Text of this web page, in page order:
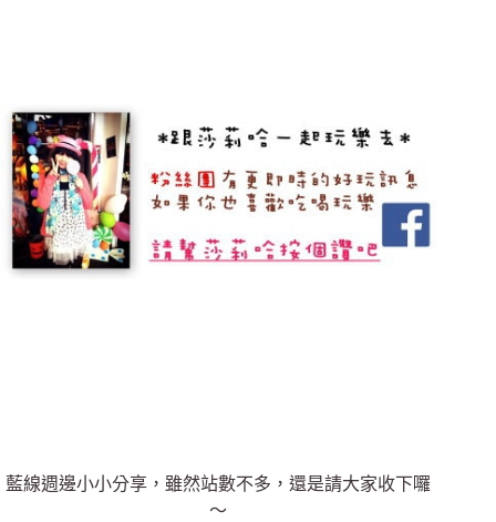
藍線週邊小小分享，雖然站數不多，還是請大家收下囉
～